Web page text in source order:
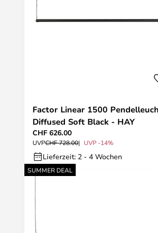
Factor Linear 1500
Diffused Soft Black - HAY
CHF 626.00
UVPCHF 728.00 UVP -14%
Lieferzeit: 2 - 4 Wochen
SUMMER DEAL